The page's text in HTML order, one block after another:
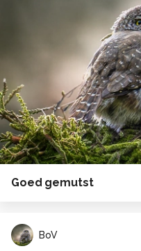
Goed gemutst
BoV